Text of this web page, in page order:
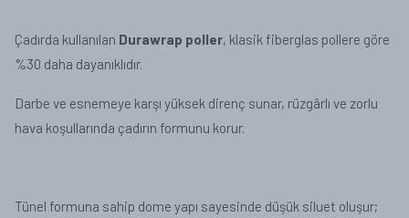
Çadırda kullanılan Durawrap poller, klasik fiberglas pollere göre
%30 daha dayanıklıdır.
Darbe ve esnemeye karşı yüksek direnç sunar, rüzgârlı ve zorlu
hava koşullarında çadırın formunu korur.
Tünel formuna sahip dome yapı sayesinde düşük siluet oluşur;